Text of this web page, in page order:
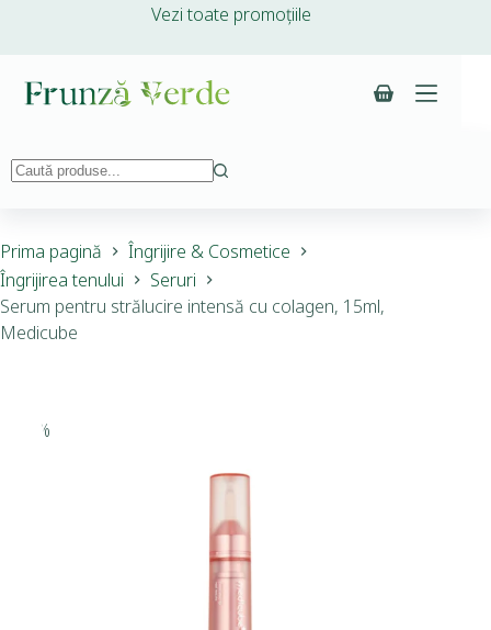
Vezi toate promoțiile
Prima pagină
Îngrijire & Cosmetice
Îngrijirea tenului
Seruri
Serum pentru strălucire intensă cu colagen, 15ml,
Medicube
-10%